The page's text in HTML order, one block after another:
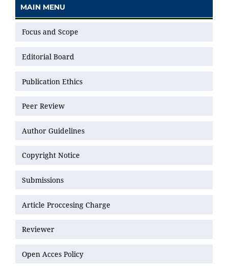
MAIN MENU
Focus and Scope
Editorial Board
Publication Ethics
Peer Review
Author Guidelines
Copyright Notice
Submissions
Article Proccesing Charge
Reviewer
Open Acces Policy